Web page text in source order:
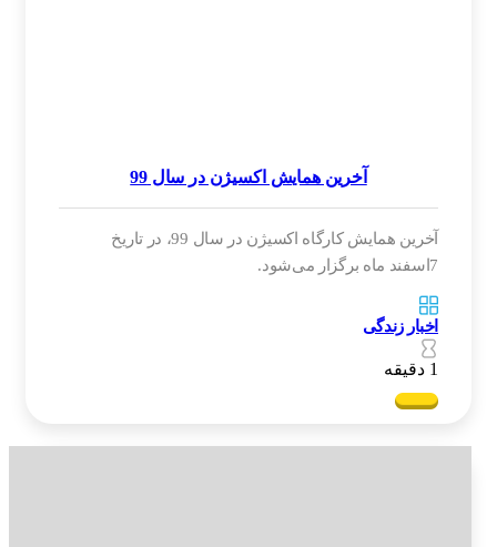
آخرین همایش اکسیژن در سال 99
آخرین همایش کارگاه اکسیژن در سال 99، در تاریخ
اخبار زندگی